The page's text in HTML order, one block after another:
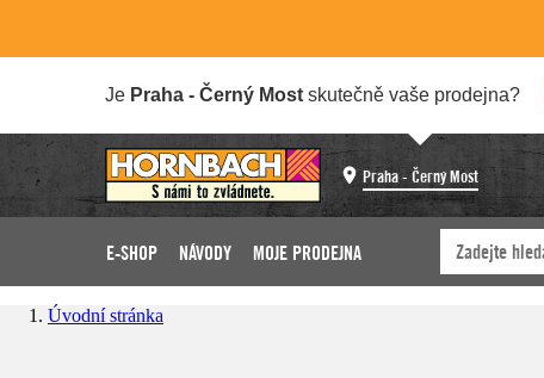
Je Praha - Černý Most skutečně vaše prodejna?
Praha - Černý Most
E-SHOP NÁVODY MOJE PRODEJNA
Úvodní stránka